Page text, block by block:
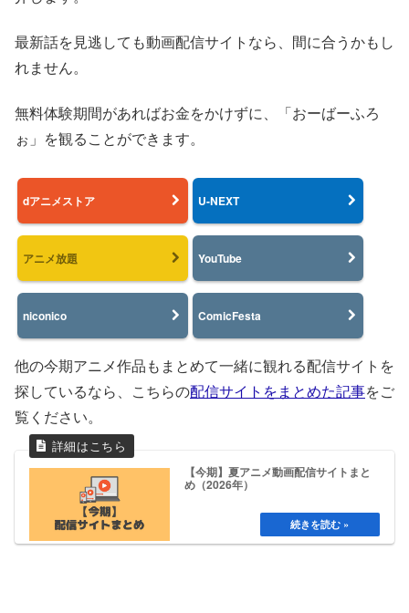
最新話を見逃しても動画配信サイトなら、間に合うかもし
れません。
無料体験期間があればお金をかけずに、「おーばーふろ
ぉ」を観ることができます。
dアニメストア U-NEXT
アニメ放題 YouTube
niconico ComicFesta
他の今期アニメ作品もまとめて一緒に観れる配信サイトを
探しているなら、こちらの配信サイトをまとめた記事をご
覧ください。
【今期】夏アニメ動画配信サイトまと
め（2026年）